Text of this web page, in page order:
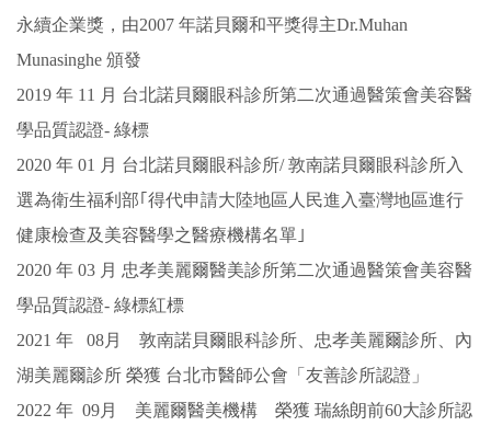
永續企業獎，由2007 年諾貝爾和平獎得主Dr.Muhan
Munasinghe 頒發
2019 年 11 月 台北諾貝爾眼科診所第二次通過醫策會美容醫
學品質認證- 綠標
2020 年 01 月 台北諾貝爾眼科診所/ 敦南諾貝爾眼科診所入
選為衛生福利部｢得代申請大陸地區人民進入臺灣地區進行
健康檢查及美容醫學之醫療機構名單｣
2020 年 03 月 忠孝美麗爾醫美診所第二次通過醫策會美容醫
學品質認證- 綠標紅標
2021 年 08月 敦南諾貝爾眼科診所、忠孝美麗爾診所、內
湖美麗爾診所 榮獲 台北市醫師公會「友善診所認證」
2022 年 09月 美麗爾醫美機構 榮獲 瑞絲朗前60大診所認